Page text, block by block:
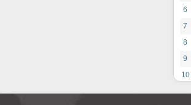
6
7
8
9
10